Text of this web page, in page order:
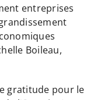
entreprises
Boileau,
gratitude pour le